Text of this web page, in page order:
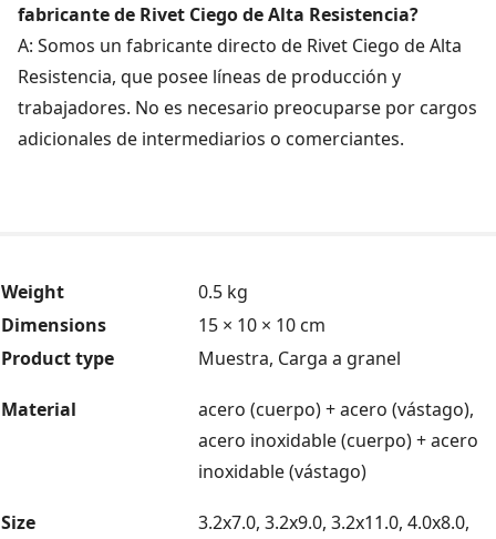
fabricante de Rivet Ciego de Alta Resistencia?
A: Somos un fabricante directo de Rivet Ciego de Alta
Resistencia, que posee líneas de producción y
trabajadores. No es necesario preocuparse por cargos
adicionales de intermediarios o comerciantes.
Weight
0.5 kg
Dimensions
15 × 10 × 10 cm
Product type
Muestra, Carga a granel
Material
acero (cuerpo) + acero (vástago),
acero inoxidable (cuerpo) + acero
inoxidable (vástago)
Size
3.2x7.0, 3.2x9.0, 3.2x11.0, 4.0x8.0,